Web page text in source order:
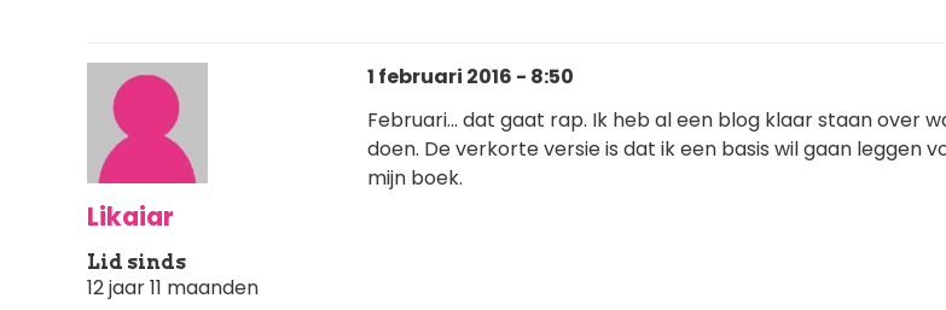
Likaiar
Lid sinds
12 jaar 11 maanden
1 februari 2016 - 8:50
Februari... dat gaat rap. Ik heb al een blog klaar staan over
doen. De verkorte versie is dat ik een basis wil gaan leggen
mijn boek.